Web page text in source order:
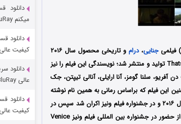
) فیلمیجنایی،درام
و تاریخی محصول سال ۲۰۱۶
کشور آمریکا به کارگردانی جیمز فرانکو است که توسط کمپانی Thats Hollywood تولید و منتشر شد؛ نویسندگی این فیلم را نیز
سلنا گومز، آنا ارایلی، آنالی تیپتن، جک
این فیلم که براساس رمانی به همین نام نوشته
جان اشتاین بک در سال ۱۹۳۶ ساخته شده است اولین بار در ۳ سپتامبر سال ۲۰۱۶ و در جشنواره فیلم ونیز اکران شد سپس در
۱۷ فوریه ۲۰۱۷ در کشور آمریکا منتشر گردید. فیلم در نبردی مشکوک پس از حضور در جشنواره بین المللی فیلم ونیز Venice
دانلود
میکنم 1080p BluRay
دانلود
کیفیت عالی BluRay
دانلود
عالی 1080p BluRay
دانلود
کیفیت عالی BluRay